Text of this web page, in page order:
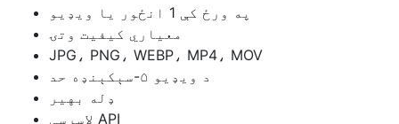
په ورځ کې 1 انځور یا ویډیو
معياري کیفیت وتۍ
JPG، PNG، WEBP، MP4، MOV
د ويډيو ۵-سېکېنډه حد
ډله بهير
لاسرسی API